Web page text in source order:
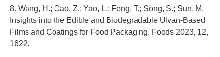
8. Wang, H.; Cao, Z.; Yao, L.; Feng, T.; Song, S.; Sun, M.
Insights into the Edible and Biodegradable Ulvan-Based
Films and Coatings for Food Packaging. Foods 2023, 12,
1622.